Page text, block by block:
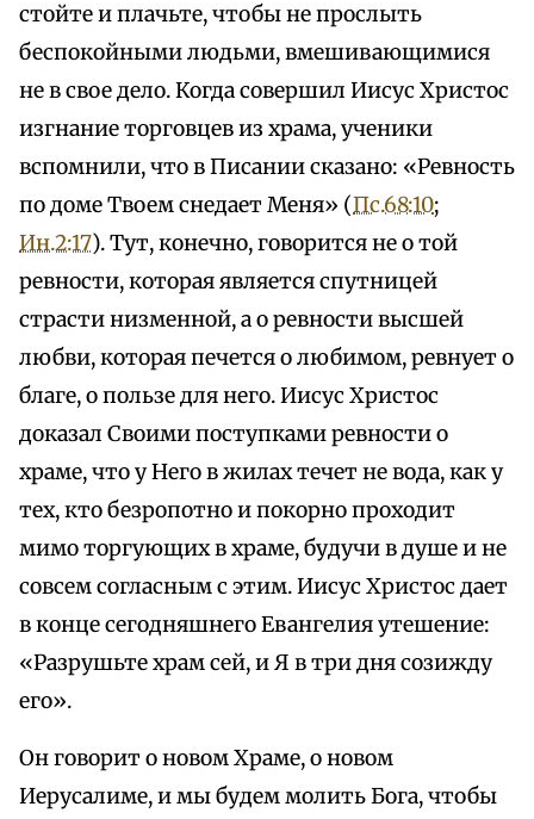
стойте и плачьте, чтобы не прослыть
беспокойными людьми, вмешивающимися
не в свое дело. Когда совершил Иисус Христос
изгнание торговцев из храма, ученики
вспомнили, что в Писании сказано: «Ревность
по доме Твоем снедает Меня» (Пс.68:10;
Ин.2:17). Тут, конечно, говорится не о той
ревности, которая является спутницей
страсти низменной, а о ревности высшей
любви, которая печется о любимом, ревнует о
благе, о пользе для него. Иисус Христос
доказал Своими поступками ревности о
храме, что у Него в жилах течет не вода, как у
тех, кто безропотно и покорно проходит
мимо торгующих в храме, будучи в душе и не
совсем согласным с этим. Иисус Христос дает
в конце сегодняшнего Евангелия утешение:
«Разрушьте храм сей, и Я в три дня созижду
его».
Он говорит о новом Храме, о новом
Иерусалиме, и мы будем молить Бога, чтобы